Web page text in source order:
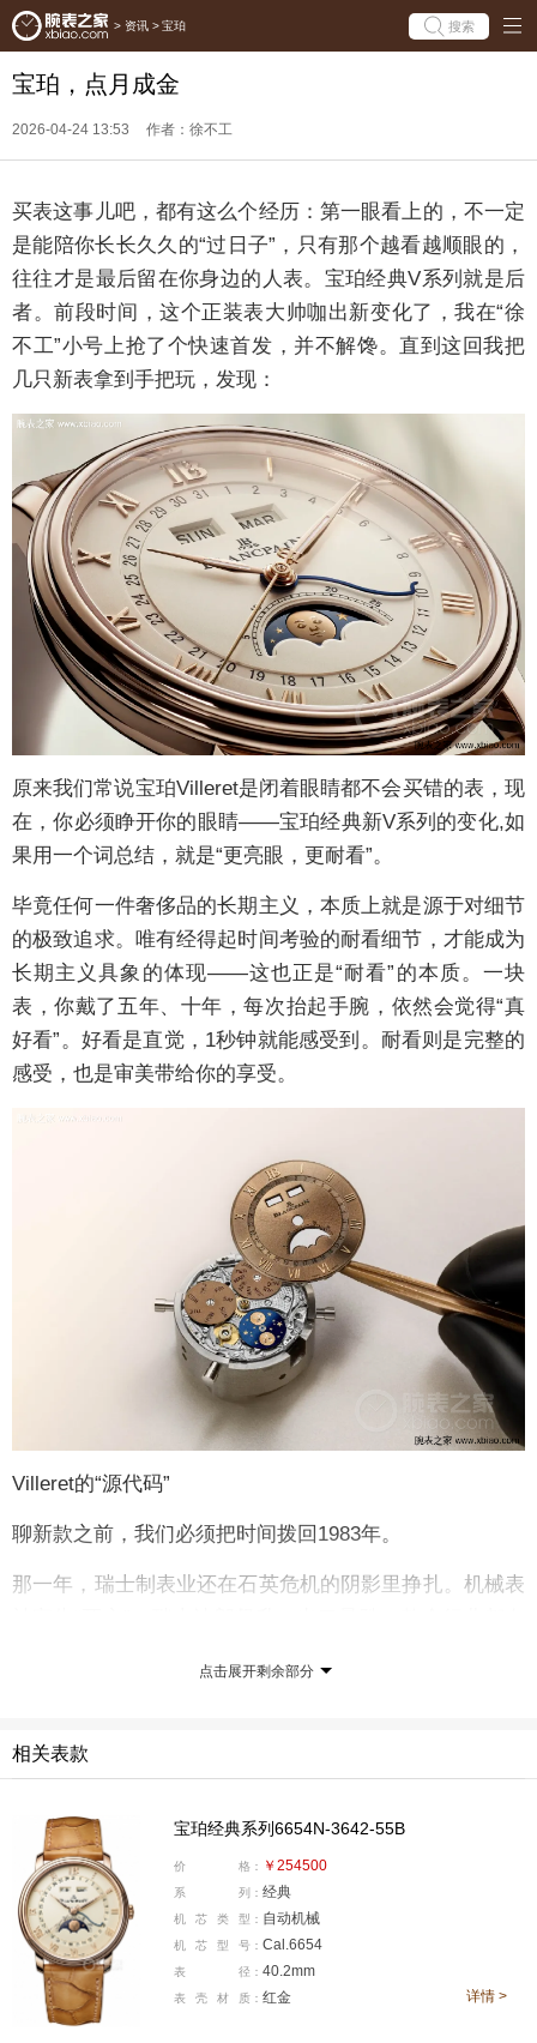
> 资讯 > 宝珀 搜索
宝珀，点月成金
2026-04-24 13:53 作者：徐不工
买表这事儿吧，都有这么个经历：第一眼看上的，不一定
是能陪你长长久久的“过日子”，只有那个越看越顺眼的，
往往才是最后留在你身边的人表。宝珀经典V系列就是后
者。前段时间，这个正装表大帅咖出新变化了，我在“徐
不工”小号上抢了个快速首发，并不解馋。直到这回我把
几只新表拿到手把玩，发现：
原来我们常说宝珀Villeret是闭着眼睛都不会买错的表，现
在，你必须睁开你的眼睛——宝珀经典新V系列的变化,如
果用一个词总结，就是“更亮眼，更耐看”。
毕竟任何一件奢侈品的长期主义，本质上就是源于对细节
的极致追求。唯有经得起时间考验的耐看细节，才能成为
长期主义具象的体现——这也正是“耐看”的本质。一块
表，你戴了五年、十年，每次抬起手腕，依然会觉得“真
好看”。好看是直觉，1秒钟就能感受到。耐看则是完整的
感受，也是审美带给你的享受。
Villeret的“源代码”
聊新款之前，我们必须把时间拨回1983年。
那一年，瑞士制表业还在石英危机的阴影里挣扎。机械表
乎“逆天”的事：推出了一款全球最小的全历月相机械腕表
表做小，才是真正牛逼轰轰的炫技呀。
点击展开剩余部分
相关表款
宝珀经典系列6654N-3642-55B
价 格： ￥254500
系 列： 经典
机 芯 类 型： 自动机械
机 芯 型 号： Cal.6654
表 径： 40.2mm
表 壳 材 质： 红金 详情 >